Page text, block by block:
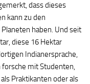
dass dieses
kann zu den
haben. Und seit
diese 16 Hektar
Indianersprache,
forsche mit Studenten,
Praktikanten oder als